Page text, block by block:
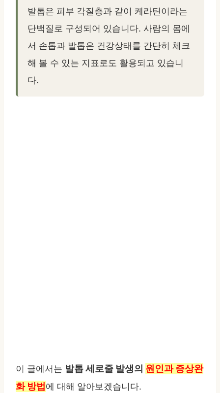
발톱은 피부 각질층과 같이 케라틴이라는
단백질로 구성되어 있습니다. 사람의 몸에
서 손톱과 발톱은 건강상태를 간단히 체크
해 볼 수 있는 지표로도 활용되고 있습니
다.
이 글에서는 발톱 세로줄 발생의 원인과 증상완
화 방법 에 대해 알아보겠습니다.